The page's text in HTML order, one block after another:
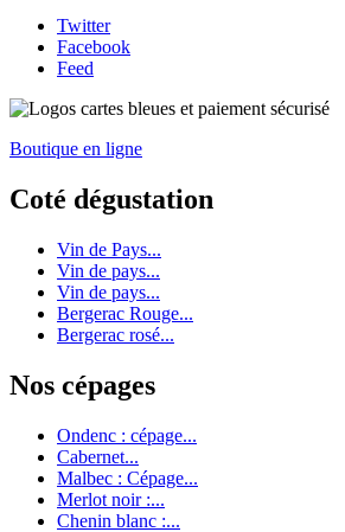
Twitter
Facebook
Feed
Boutique en ligne
Coté dégustation
Vin de Pays...
Vin de pays...
Vin de pays...
Bergerac Rouge...
Bergerac rosé...
Nos cépages
Ondenc : cépage...
Cabernet...
Malbec : Cépage...
Merlot noir :...
Chenin blanc :...